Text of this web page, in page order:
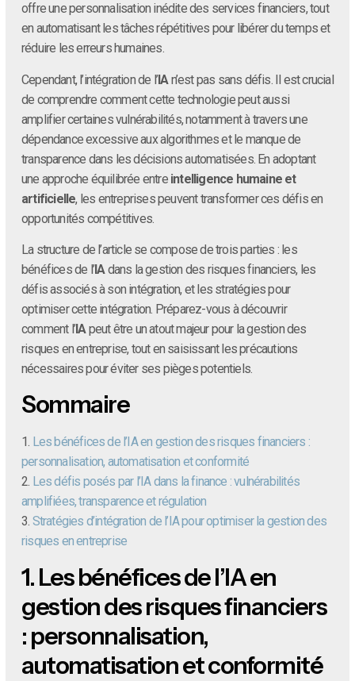
offre une personnalisation inédite des services financiers, tout
en automatisant les tâches répétitives pour libérer du temps et
réduire les erreurs humaines.
Cependant, l’intégration de l’IA n’est pas sans défis. Il est crucial
de comprendre comment cette technologie peut aussi
amplifier certaines vulnérabilités, notamment à travers une
dépendance excessive aux algorithmes et le manque de
transparence dans les décisions automatisées. En adoptant
une approche équilibrée entre intelligence humaine et
artificielle, les entreprises peuvent transformer ces défis en
opportunités compétitives.
La structure de l’article se compose de trois parties : les
bénéfices de l’IAdans la gestion des risques financiers, les
défis associés à son intégration, et les stratégies pour
optimiser cette intégration. Préparez-vous à découvrir
comment l’IApeut être un atout majeur pour la gestion des
risques en entreprise, tout en saisissant les précautions
nécessaires pour éviter ses pièges potentiels.
Sommaire
1. Les bénéfices de l’IA en gestion des risques financiers :
personnalisation, automatisation et conformité
2. Les défis posés par l’IA dans la finance : vulnérabilités
amplifiées, transparence et régulation
3. Stratégies d’intégration de l’IA pour optimiser la gestion des
risques en entreprise
1.Les bénéfices de l’IA en
gestion des risques financiers
: personnalisation,
automatisation et conformité